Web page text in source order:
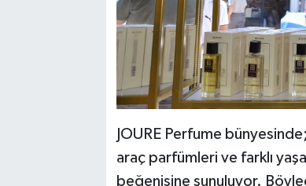
JOURE Perfume
araç parfümleri ve farklı
beğenisine sunuluyor.